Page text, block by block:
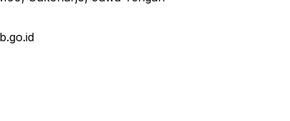
Sukoharjo, Jawa Tengah